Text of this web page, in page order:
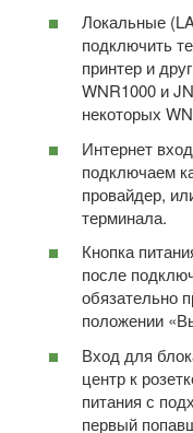
Локальные
подключить
принтер и
WNR1000 и
некоторых
Интернет
подключаем
провайдер,
терминала.
Кнопка
после
обязательно
положении
Вход для
центр к
питания с
первый